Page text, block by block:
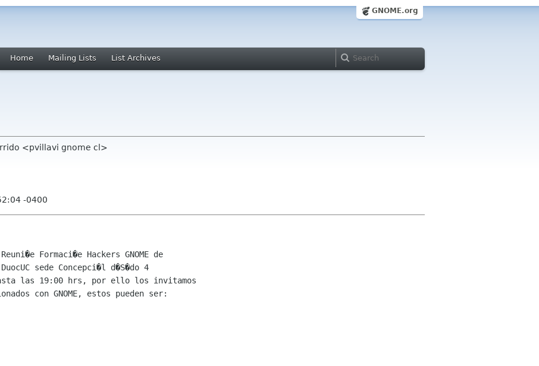
GNOME.org
Home Mailing Lists List Archives
<pvillavi gnome cl>
-0400
Formaci�e Hackers GNOME de
sede Concepci�l d�S�do 4
las 19:00 hrs, por ello los invitamos
con GNOME, estos pueden ser: